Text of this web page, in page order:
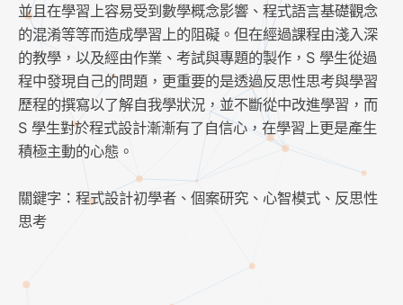
並且在學習上容易受到數學概念影響、程式語言基礎觀念
的混淆等等而造成學習上的阻礙。但在經過課程由淺入深
的教學，以及經由作業、考試與專題的製作，S 學生從過
程中發現自己的問題，更重要的是透過反思性思考與學習
歷程的撰寫以了解自我學狀況，並不斷從中改進學習，而
S 學生對於程式設計漸漸有了自信心，在學習上更是產生
積極主動的心態。
關鍵字：程式設計初學者、個案研究、心智模式、反思性
思考